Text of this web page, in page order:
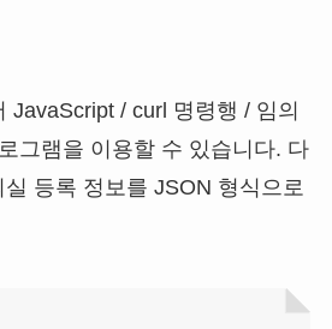
JavaScript / curl 명령행 / 임의
그램을 이용할 수 있습니다. 다
등록 정보를 JSON 형식으로